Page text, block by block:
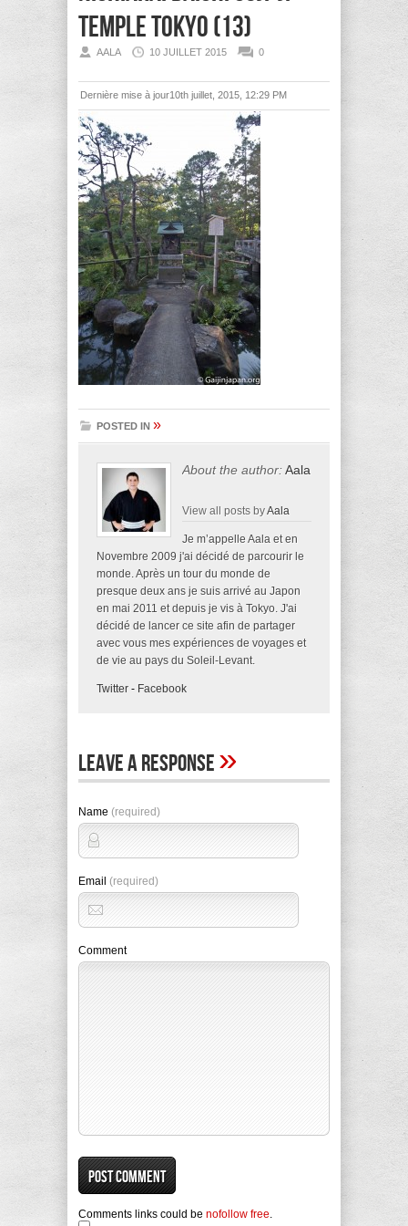
temple Tokyo (13)
AALA 10 JUILLET 2015 0
Dernière mise à jour10th juillet, 2015, 12:29 PM
POSTED IN »
About the author:Aala
View all posts byAala
Je m’appelle Aala et en
Novembre 2009 j'ai décidé de parcourir le
monde. Après un tour du monde de
presque deux ans je suis arrivé au Japon
en mai 2011 et depuis je vis à Tokyo. J'ai
décidé de lancer ce site afin de partager
avec vous mes expériences de voyages et
de vie au pays du Soleil-Levant.
Twitter - Facebook
Leave A Response»
Name (required)
Email (required)
Comment
Comments links could be nofollow free.